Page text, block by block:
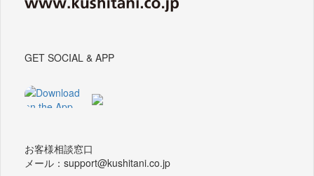
GET SOCIAL & APP
お客様相談窓口
メール：support@kushitani.co.jp